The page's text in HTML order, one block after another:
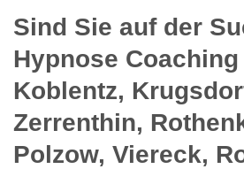
Sind Sie auf der
Hypnose
Koblentz,
Zerrenthin,
Polzow, Viereck,